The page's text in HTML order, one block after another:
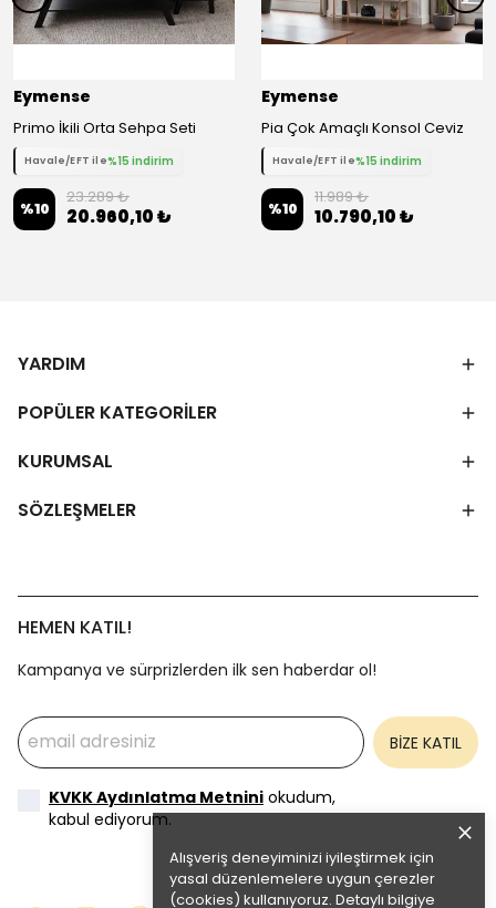
Alışveriş deneyiminizi iyileştirmek için
yasal düzenlemelere uygun çerezler
(cookies) kullanıyoruz. Detaylı bilgiye
Eymense
Primo İkili Orta Sehpa Seti
Havale/EFT ile%15 indirim
%10
23.289 ₺
20.960,10 ₺
Eymense
Pia Çok Amaçlı Konsol Ceviz
Havale/EFT ile%15 indirim
%10
11.989 ₺
10.790,10 ₺
YARDIM
POPÜLER KATEGORİLER
KURUMSAL
SÖZLEŞMELER
HEMEN KATIL!
Kampanya ve sürprizlerden ilk sen haberdar ol!
BİZE KATIL
KVKK Aydınlatma Metnini okudum,
kabul ediyorum.